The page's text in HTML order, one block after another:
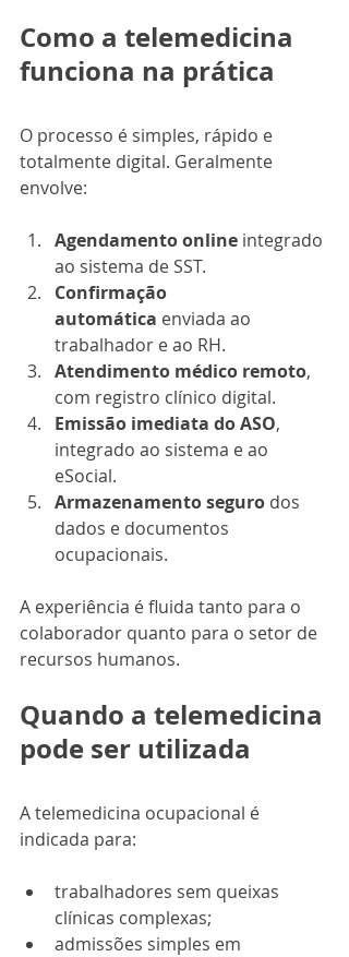
Como a telemedicina
funciona na prática
O processo é simples, rápido e
totalmente digital. Geralmente
envolve:
Agendamento online integrado
ao sistema de SST.
Confirmação
automática enviada ao
trabalhador e ao RH.
Atendimento médico remoto,
com registro clínico digital.
Emissão imediata do ASO,
integrado ao sistema e ao
eSocial.
Armazenamento seguro dos
dados e documentos
ocupacionais.
A experiência é fluida tanto para o
colaborador quanto para o setor de
recursos humanos.
Quando a telemedicina
pode ser utilizada
A telemedicina ocupacional é
indicada para:
trabalhadores sem queixas
clínicas complexas;
admissões simples em